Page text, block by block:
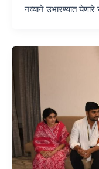
नव्याने उभारण्यात येणारे